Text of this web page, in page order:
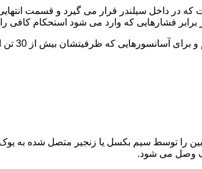
که در داخل سیلندر قرار می گیرد و قسمت
فشارهایی که وارد می شود استحکام کافی را
برای
را توسط سیم بکسل یا زنجیر متصل شده به
وصل می شود.